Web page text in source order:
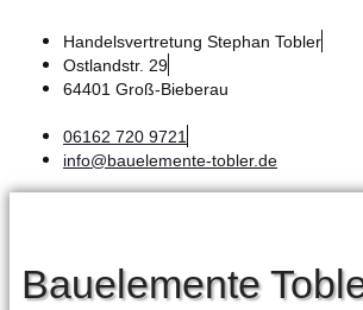
Inhalt
springen
Handelsvertretung Stephan Tobler
Ostlandstr. 29
64401 Groß-Bieberau
06162 720 9721
info@bauelemente-tobler.de
Bauelemente